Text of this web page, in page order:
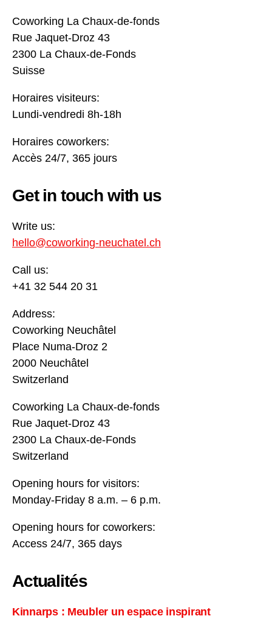
Coworking La Chaux-de-fonds
Rue Jaquet-Droz 43
2300 La Chaux-de-Fonds
Suisse
Horaires visiteurs:
Lundi-vendredi 8h-18h
Horaires coworkers:
Accès 24/7, 365 jours
Get in touch with us
Write us:
hello@coworking-neuchatel.ch
Call us:
+41 32 544 20 31
Address:
Coworking Neuchâtel
Place Numa-Droz 2
2000 Neuchâtel
Switzerland
Coworking La Chaux-de-fonds
Rue Jaquet-Droz 43
2300 La Chaux-de-Fonds
Switzerland
Opening hours for visitors:
Monday-Friday 8 a.m. – 6 p.m.
Opening hours for coworkers:
Access 24/7, 365 days
Actualités
Kinnarps : Meubler un espace inspirant